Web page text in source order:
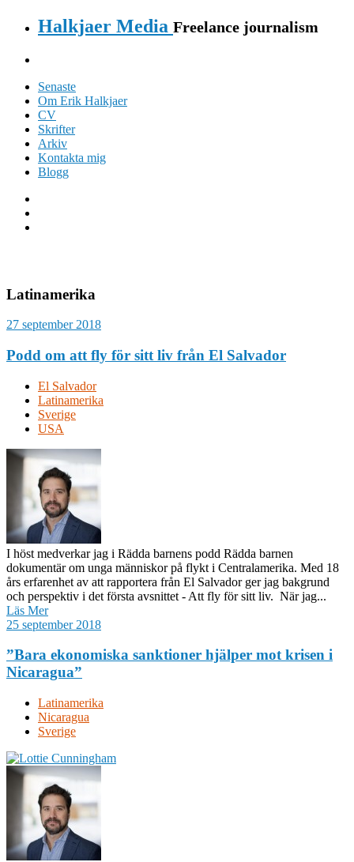
Halkjaer Media Freelance journalism
Senaste
Om Erik Halkjaer
CV
Skrifter
Arkiv
Kontakta mig
Blogg
Latinamerika
27 september 2018
Podd om att fly för sitt liv från El Salvador
El Salvador
Latinamerika
Sverige
USA
I höst medverkar jag i Rädda barnens podd Rädda barnen
dokumentär om unga människor på flykt i Centralamerika. Med 18
års erfarenhet av att rapportera från El Salvador ger jag bakgrund
och perspektiv i det första avsnittet - Att fly för sitt liv. När jag...
Läs Mer
25 september 2018
”Bara ekonomiska sanktioner hjälper mot krisen i
Nicaragua”
Latinamerika
Nicaragua
Sverige